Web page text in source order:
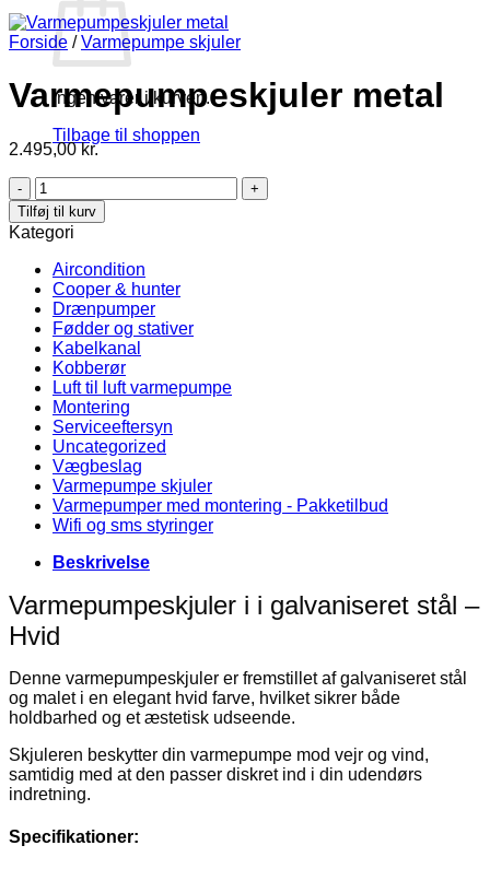
Ingen varer i kurven.
Tilbage til shoppen
Forside / Varmepumpe skjuler
Varmepumpeskjuler metal
2.495,00kr.
Varmepumpeskjuler
metal
antal
Tilføj til kurv
Kategori
Aircondition
Cooper & hunter
Drænpumper
Fødder og stativer
Kabelkanal
Kobberør
Luft til luft varmepumpe
Montering
Serviceeftersyn
Uncategorized
Vægbeslag
Varmepumpe skjuler
Varmepumper med montering - Pakketilbud
Wifi og sms styringer
Beskrivelse
Varmepumpeskjuler i i galvaniseret stål –
Hvid
Denne varmepumpeskjuler er fremstillet af galvaniseret stål
og malet i en elegant hvid farve, hvilket sikrer både
holdbarhed og et æstetisk udseende.
Skjuleren beskytter din varmepumpe mod vejr og vind,
samtidig med at den passer diskret ind i din udendørs
indretning.
Specifikationer: